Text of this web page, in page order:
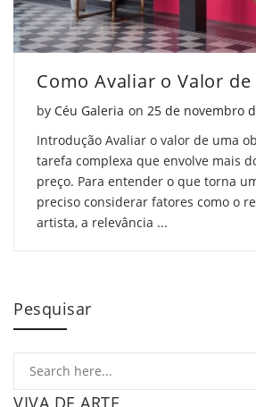
by Céu Galeria on Posted on
25 de novembro
Introdução Avaliar o valor de uma
tarefa complexa que envolve mais
preço. Para entender o que torna
preciso considerar fatores como o
artista, a relevância ...
Pesquisar
VIVA DE ARTE